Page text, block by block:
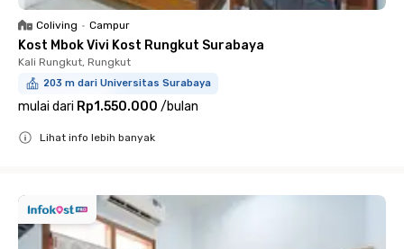
Coliving • Campur
Kost Mbok Vivi Kost Rungkut Surabaya
Kali Rungkut, Rungkut
203 m dari Universitas Surabaya
mulai dari Rp1.550.000 /bulan
Lihat info lebih banyak